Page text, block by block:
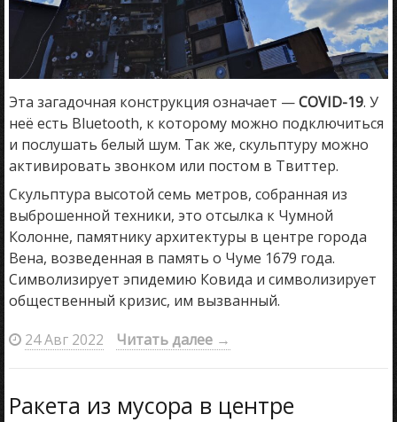
Эта загадочная конструкция означает —COVID-19. У
неё есть Bluetooth, к которому можно подключиться
и послушать белый шум. Так же, скульптуру можно
активировать звонком или постом в Твиттер.
Скульптура высотой семь метров, собранная из
выброшенной техники, это отсылка к Чумной
Колонне, памятнику архитектуры в центре города
Вена, возведенная в память о Чуме 1679 года.
Символизирует эпидемию Ковида и символизирует
общественный кризис, им вызванный.
24 Авг 2022
Читать далее →
Ракета из мусора в центре